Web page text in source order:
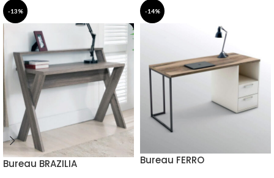
-13%
Bureau BRAZILIA
-14%
Bureau FERRO